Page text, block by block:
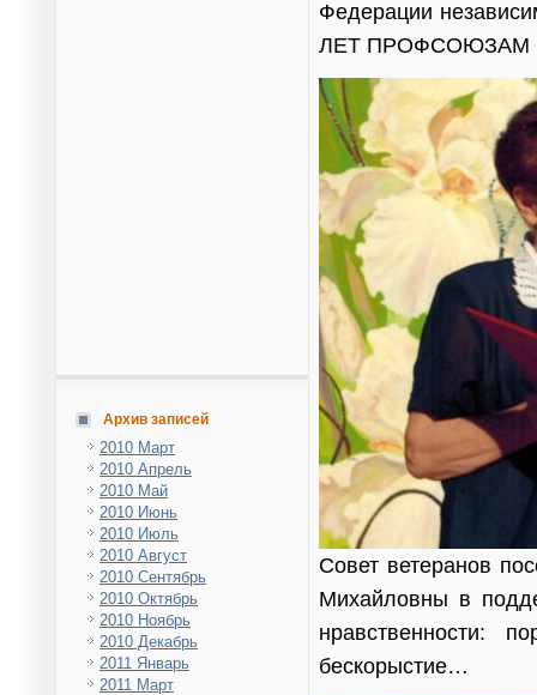
Архив записей
2010 Март
2010 Апрель
2010 Май
2010 Июнь
2010 Июль
2010 Август
2010 Сентябрь
2010 Октябрь
2010 Ноябрь
2010 Декабрь
2011 Январь
2011 Март
Федерации
ЛЕТ ПРОФСОЮЗАМ
Совет ветеранов
Михайловны в
нравственности:
бескорыстие…